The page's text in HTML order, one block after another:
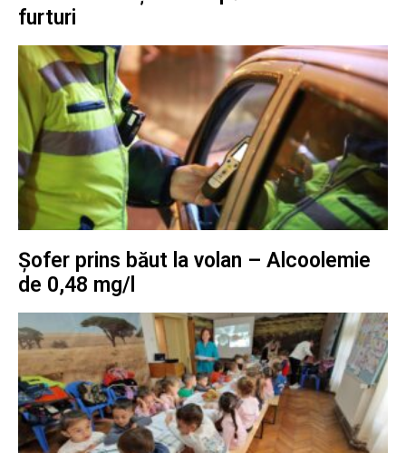
furturi
Șofer prins băut la volan – Alcoolemie
de 0,48 mg/l